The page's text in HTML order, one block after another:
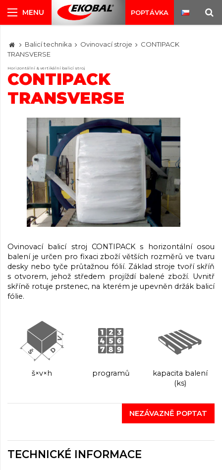
POPTÁVKA
Balicí technika Ovinovací stroje
CONTIPACK
TRANSVERSE
Horizontální & vertikální balicí stroj
CONTIPACK
TRANSVERSE
Ovinovací balicí stroj CONTIPACK s horizontální osou
balení je určen pro fixaci zboží větších rozměrů ve tvaru
desky nebo tyče průtažnou fólií. Základ stroje tvoří skříň
s otvorem, jehož středem projíždí balené zboží. Uvnitř
skříně rotuje prstenec, na kterém je upevněn držák balicí
fólie.
š×v×h programů
kapacita balení
(ks)
NEZÁVAZNĚ POPTAT
TECHNICKÉ INFORMACE